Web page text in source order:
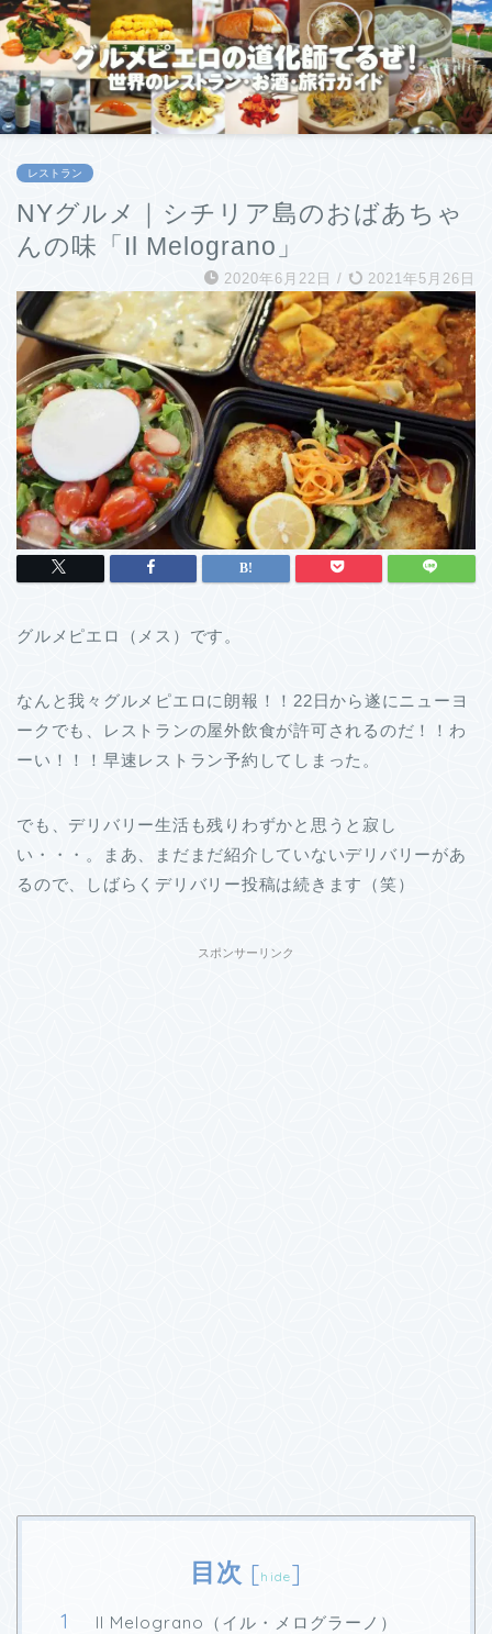
レストラン
NYグルメ｜シチリア島のおばあちゃ
んの味「Il Melograno」
2020年6月22日 / 2021年5月26日
グルメピエロ（メス）です。
なんと我々グルメピエロに朗報！！22日から遂にニューヨ
ークでも、レストランの屋外飲食が許可されるのだ！！わ
ーい！！！早速レストラン予約してしまった。
でも、デリバリー生活も残りわずかと思うと寂し
い・・・。まあ、まだまだ紹介していないデリバリーがあ
るので、しばらくデリバリー投稿は続きます（笑）
スポンサーリンク
目次 [hide]
Il Melograno（イル・メログラーノ）